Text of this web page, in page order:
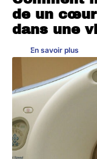
de un
dans une
En savoir plus